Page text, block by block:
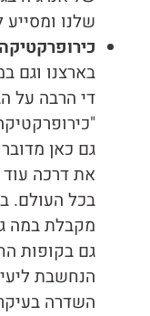
שלנו ומסייע
כירופרקטיקה
בארצנו וגם
די הרבה על
גם כאן
בכל העולם.
מקבלת במה
גם בקופות
הנחשבת
השדרה